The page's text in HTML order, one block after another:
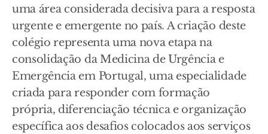
uma área considerada decisiva para a resposta
urgente e emergente no país. A criação deste
colégio representa uma nova etapa na
consolidação da Medicina de Urgência e
Emergência em Portugal, uma especialidade
criada para responder com formação
própria, diferenciação técnica e organização
específica aos desafios colocados aos serviços